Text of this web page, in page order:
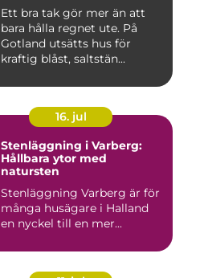
Ett bra tak gör mer än att
bara hålla regnet ute. På
Gotland utsätts hus för
kraftig blåst, saltstän...
16. jul
Stenläggning i Varberg:
Hållbara ytor med
natursten
Stenläggning Varberg är för
många husägare i Halland
en nyckel till en mer...